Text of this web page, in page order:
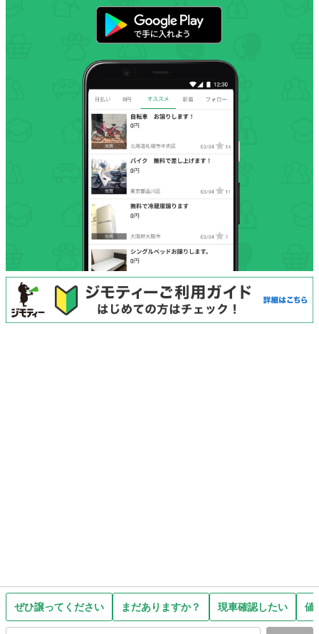
ぜひ譲ってください まだありますか？ 現車確認したい 値